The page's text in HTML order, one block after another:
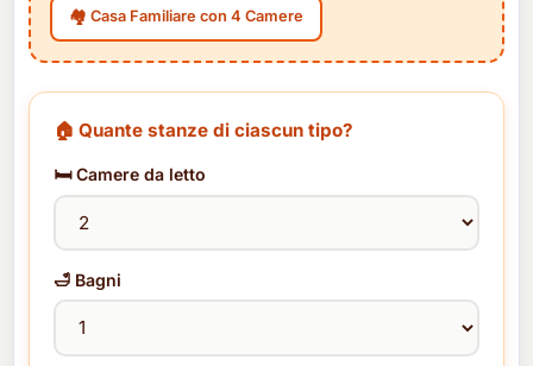
🏘️ Casa Familiare con 4 Camere
🏠 Quante stanze di ciascun tipo?
🛏️ Camere da letto
🛁 Bagni